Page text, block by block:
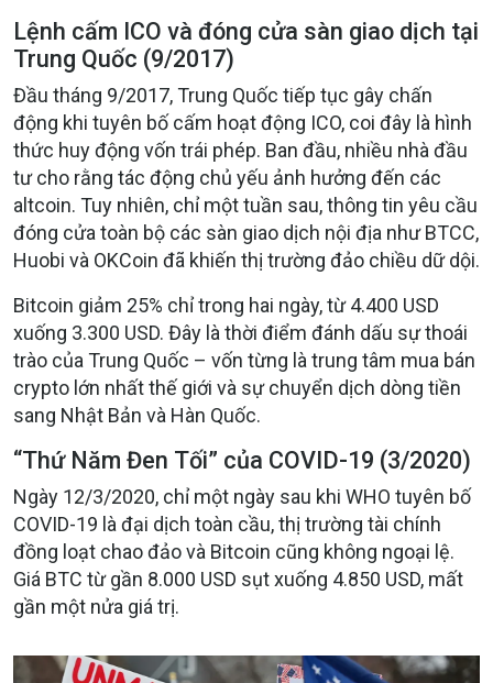
Lệnh cấm ICO và đóng cửa sàn giao dịch tại
Trung Quốc (9/2017)
Đầu tháng 9/2017, Trung Quốc tiếp tục gây chấn
động khi tuyên bố cấm hoạt động ICO, coi đây là hình
thức huy động vốn trái phép. Ban đầu, nhiều nhà đầu
tư cho rằng tác động chủ yếu ảnh hưởng đến các
altcoin. Tuy nhiên, chỉ một tuần sau, thông tin yêu cầu
đóng cửa toàn bộ các sàn giao dịch nội địa như BTCC,
Huobi và OKCoin đã khiến thị trường đảo chiều dữ dội.
Bitcoin giảm 25% chỉ trong hai ngày, từ 4.400 USD
xuống 3.300 USD. Đây là thời điểm đánh dấu sự thoái
trào của Trung Quốc – vốn từng là trung tâm mua bán
crypto lớn nhất thế giới và sự chuyển dịch dòng tiền
sang Nhật Bản và Hàn Quốc.
“Thứ Năm Đen Tối” của COVID-19 (3/2020)
Ngày 12/3/2020, chỉ một ngày sau khi WHO tuyên bố
COVID-19 là đại dịch toàn cầu, thị trường tài chính
đồng loạt chao đảo và Bitcoin cũng không ngoại lệ.
Giá BTC từ gần 8.000 USD sụt xuống 4.850 USD, mất
gần một nửa giá trị.